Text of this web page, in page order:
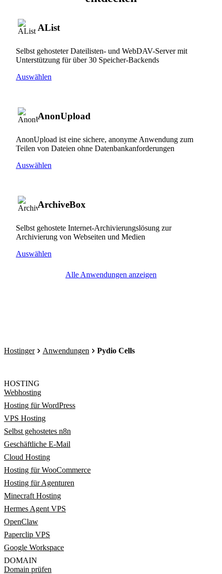
AList
Selbst gehosteter Dateilisten- und WebDAV-Server mit
Unterstützung für über 30 Speicher-Backends
Auswählen
AnonUpload
AnonUpload ist eine sichere, anonyme Anwendung zum
Teilen von Dateien ohne Datenbankanforderungen
Auswählen
ArchiveBox
Selbst gehostete Internet-Archivierungslösung zur
Archivierung von Webseiten und Medien
Auswählen
Alle Anwendungen anzeigen
Hostinger Anwendungen Pydio Cells
HOSTING
Webhosting
Hosting für WordPress
VPS Hosting
Selbst gehostetes n8n
Geschäftliche E-Mail
Cloud Hosting
Hosting für WooCommerce
Hosting für Agenturen
Minecraft Hosting
Hermes Agent VPS
OpenClaw
Paperclip VPS
Google Workspace
DOMAIN
Domain prüfen